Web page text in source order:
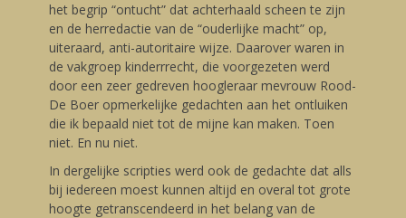
het begrip “ontucht” dat achterhaald scheen te zijn
en de herredactie van de “ouderlijke macht” op,
uiteraard, anti-autoritaire wijze. Daarover waren in
de vakgroep kinderrrecht, die voorgezeten werd
door een zeer gedreven hoogleraar mevrouw Rood-
De Boer opmerkelijke gedachten aan het ontluiken
die ik bepaald niet tot de mijne kan maken. Toen
niet. En nu niet.
In dergelijke scripties werd ook de gedachte dat alls
bij iedereen moest kunnen altijd en overal tot grote
hoogte getranscendeerd in het belang van de